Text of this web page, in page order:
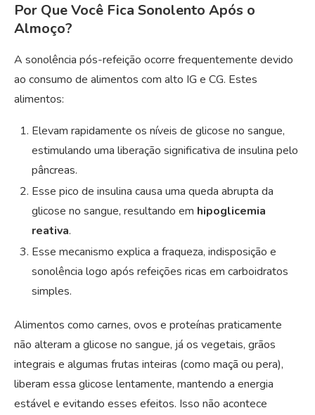
Por Que Você Fica Sonolento Após o
Almoço?
A sonolência pós-refeição ocorre frequentemente devido
ao consumo de alimentos com alto IG e CG. Estes
alimentos:
Elevam rapidamente os níveis de glicose no sangue,
estimulando uma liberação significativa de insulina pelo
pâncreas.
Esse pico de insulina causa uma queda abrupta da
glicose no sangue, resultando em hipoglicemia
reativa.
Esse mecanismo explica a fraqueza, indisposição e
sonolência logo após refeições ricas em carboidratos
simples.
Alimentos como carnes, ovos e proteínas praticamente
não alteram a glicose no sangue, já os vegetais, grãos
integrais e algumas frutas inteiras (como maçã ou pera),
liberam essa glicose lentamente, mantendo a energia
estável e evitando esses efeitos. Isso não acontece